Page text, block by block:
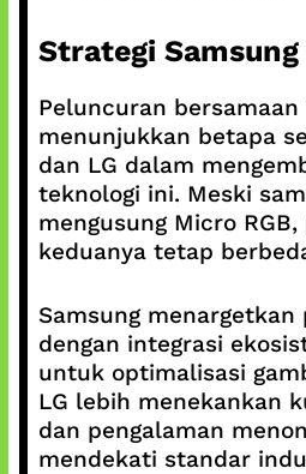
Strategi Samsung
Peluncuran bersamaan
menunjukkan betapa
dan LG dalam
teknologi ini. Meski
mengusung Micro
keduanya tetap
Samsung
dengan integrasi
untuk optimalisasi
LG lebih menekankan
dan pengalaman
mendekati standar